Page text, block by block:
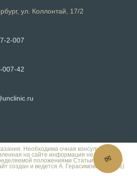
ул. Коллонтай, 17/2
2-007
007-42
✉
Необходима очная консультация
на сайте информация не является
положениями Статьи 437 ГК РФ.
создан и ведется А. Герасимовой (Dalles)